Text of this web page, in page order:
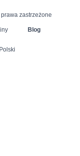
zastrzeżone
Blog
Polski